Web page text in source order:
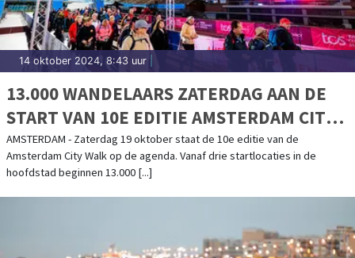
14 oktober 2024, 8:43 uur
13.000 WANDELAARS ZATERDAG AAN DE
START VAN 10E EDITIE AMSTERDAM CITY
WALK
AMSTERDAM - Zaterdag 19 oktober staat de 10e editie van de
Amsterdam City Walk op de agenda. Vanaf drie startlocaties in de
hoofdstad beginnen 13.000 [...]